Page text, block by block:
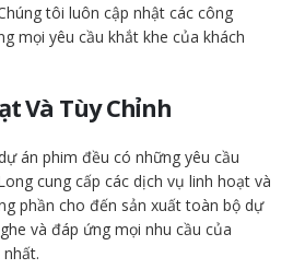
tôi luôn cập nhật các công
mọi yêu cầu khắt khe của khách
Và Tùy Chỉnh
án phim đều có những yêu cầu
cung cấp các dịch vụ linh hoạt và
phần cho đến sản xuất toàn bộ dự
và đáp ứng mọi nhu cầu của